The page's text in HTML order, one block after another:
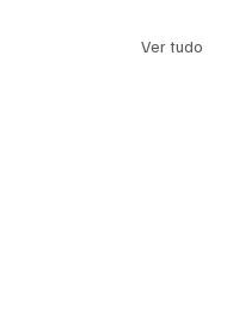
Ver tudo